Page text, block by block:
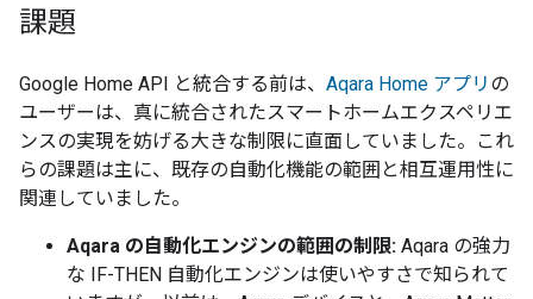
課題
Google Home API と統合する前は、 Aqara Home アプリ の
ユーザーは、真に統合されたスマートホームエクスペリエ
ンスの実現を妨げる大きな制限に直面していました。これ
らの課題は主に、既存の自動化機能の範囲と相互運用性に
関連していました。
Aqara の自動化エンジンの範囲の制限: Aqara の強力
な IF-THEN 自動化エンジンは使いやすさで知られて